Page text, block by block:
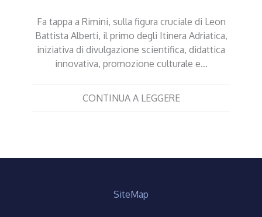
Fa tappa a Rimini, sulla figura cruciale di Leon
Battista Alberti, il primo degli Itinera Adriatica,
iniziativa di divulgazione scientifica, didattica
innovativa, promozione culturale e…
CONTINUA A LEGGERE
SiteMap